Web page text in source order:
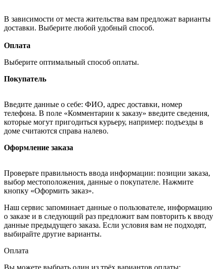
В зависимости от места жительства вам предложат варианты
доставки. Выберите любой удобный способ.
Оплата
Выберите оптимальный способ оплаты.
Покупатель
Введите данные о себе: ФИО, адрес доставки, номер
телефона. В поле «Комментарии к заказу» введите сведения,
которые могут пригодиться курьеру, например: подъезды в
доме считаются справа налево.
Оформление заказа
Проверьте правильность ввода информации: позиции заказа,
выбор местоположения, данные о покупателе. Нажмите
кнопку «Оформить заказ».
Наш сервис запоминает данные о пользователе, информацию
о заказе и в следующий раз предложит вам повторить к вводу
данные предыдущего заказа. Если условия вам не подходят,
выбирайте другие варианты.
Оплата
Вы можете выбрать один из трёх вариантов оплаты: